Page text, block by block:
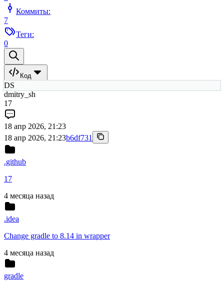
Коммиты:
7
Теги:
0
Код
DS
dmitry_sh
17
18 апр 2026, 21:23
18 апр 2026, 21:23b6df731
.github
17
4 месяца назад
.idea
Change gradle to 8.14 in wrapper
4 месяца назад
gradle